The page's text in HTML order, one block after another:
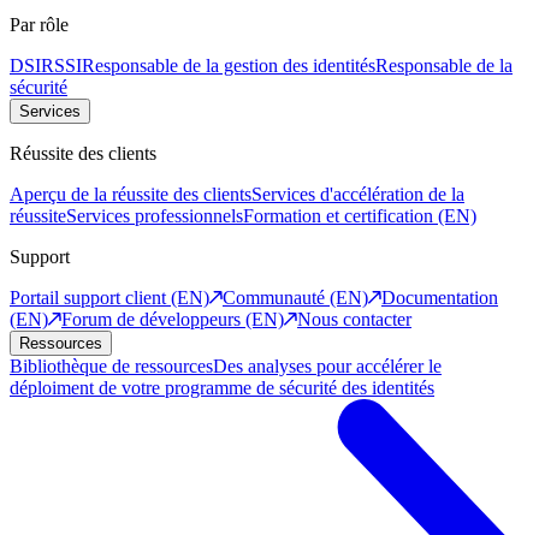
Par rôle
DSIRSSIResponsable de la gestion des identitésResponsable de la
sécurité
Services
Réussite des clients
Aperçu de la réussite des clientsServices d'accélération de la
réussiteServices professionnelsFormation et certification (EN)
Support
Portail support client (EN)
Communauté (EN)
Documentation
(EN)
Forum de développeurs (EN) Nous contacter
Ressources
Bibliothèque de ressourcesDes analyses pour accélérer le
déploiment de votre programme de sécurité des identités